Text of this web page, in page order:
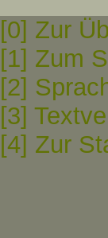
[0] Zur
[1] Zum
[2]
[3]
[4] Zur